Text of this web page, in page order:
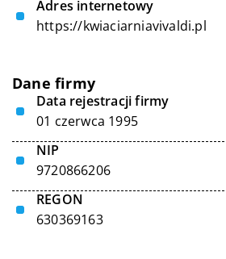
Adres internetowy
https://kwiaciarniavivaldi.pl
Dane firmy
Data rejestracji firmy
01 czerwca 1995
NIP
9720866206
REGON
630369163